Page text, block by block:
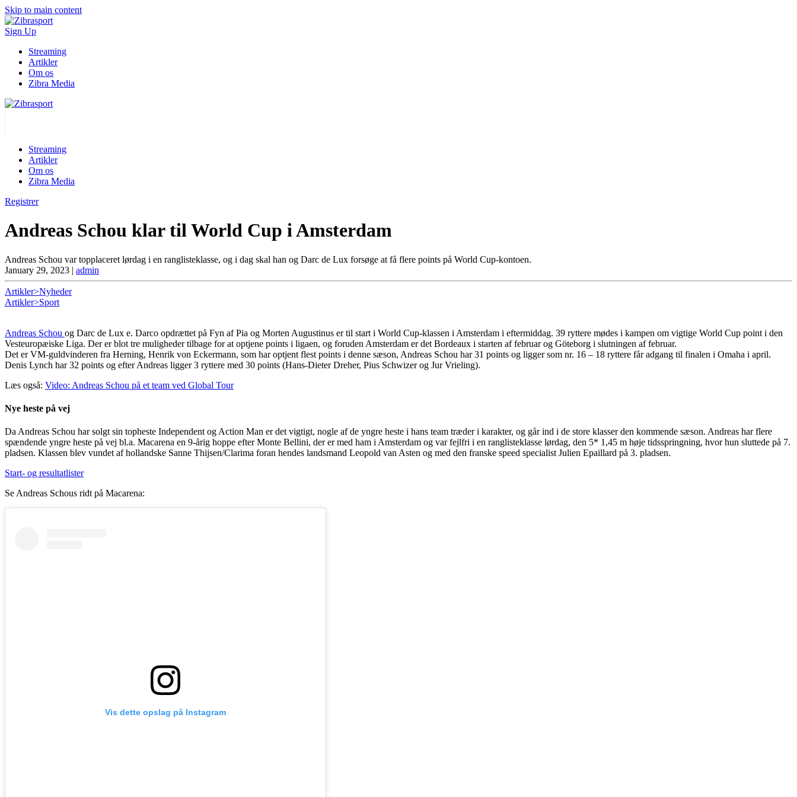
Skip to main content
Sign Up
Streaming
Artikler
Om os
Zibra Media
Streaming
Artikler
Om os
Zibra Media
Registrer
Andreas Schou klar til World Cup i Amsterdam
Andreas Schou var topplaceret lørdag i en ranglisteklasse, og i dag skal han og Darc de Lux forsøge at få flere points på World Cup-kontoen.
January 29, 2023 | admin
Artikler>Nyheder
Artikler>Sport
Andreas Schou og Darc de Lux e. Darco opdrættet på Fyn af Pia og Morten Augustinus er til start i World Cup-klassen i Amsterdam i eftermiddag. 39 ryttere mødes i kampen om vigtige World Cup point i den
Vesteuropæiske Liga. Der er blot tre muligheder tilbage for at optjene points i ligaen, og foruden Amsterdam er det Bordeaux i starten af februar og Göteborg i slutningen af februar.
Det er VM-guldvinderen fra Herning, Henrik von Eckermann, som har optjent flest points i denne sæson, Andreas Schou har 31 points og ligger som nr. 16 – 18 ryttere får adgang til finalen i Omaha i april.
Denis Lynch har 32 points og efter Andreas ligger 3 ryttere med 30 points (Hans-Dieter Dreher, Pius Schwizer og Jur Vrieling).
Læs også: Video: Andreas Schou på et team ved Global Tour
Nye heste på vej
Da Andreas Schou har solgt sin topheste Independent og Action Man er det vigtigt, nogle af de yngre heste i hans team træder i karakter, og går ind i de store klasser den kommende sæson. Andreas har flere
spændende yngre heste på vej bl.a. Macarena en 9-årig hoppe efter Monte Bellini, der er med ham i Amsterdam og var fejlfri i en ranglisteklasse lørdag, den 5* 1,45 m høje tidsspringning, hvor hun sluttede på 7.
pladsen. Klassen blev vundet af hollandske Sanne Thijsen/Clarima foran hendes landsmand Leopold van Asten og med den franske speed specialist Julien Epaillard på 3. pladsen.
Start- og resultatlister
Se Andreas Schous ridt på Macarena:
Vis dette opslag på Instagram